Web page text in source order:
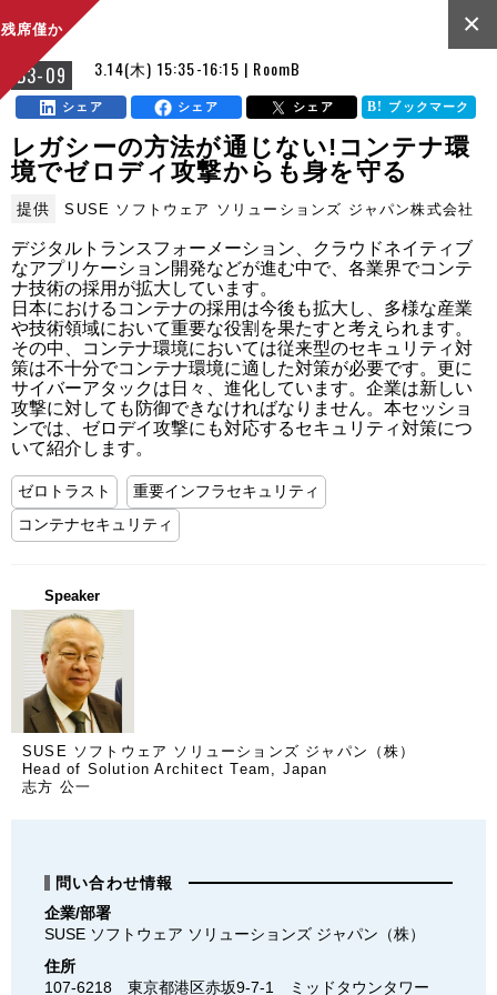
B3-09 3.14(木) 15:35-16:15 | RoomB
×
シェア シェア シェア ブックマーク
残席僅か
レガシーの方法が通じない!コンテナ環
境でゼロディ攻撃からも身を守る
提供 SUSE ソフトウェア ソリューションズ ジャパン株式会社
デジタルトランスフォーメーション、クラウドネイティブ
なアプリケーション開発などが進む中で、各業界でコンテ
ナ技術の採用が拡大しています。
日本におけるコンテナの採用は今後も拡大し、多様な産業
や技術領域において重要な役割を果たすと考えられます。
その中、コンテナ環境においては従来型のセキュリティ対
策は不十分でコンテナ環境に適した対策が必要です。更に
サイバーアタックは日々、進化しています。企業は新しい
攻撃に対しても防御できなければなりません。本セッショ
ンでは、ゼロデイ攻撃にも対応するセキュリティ対策につ
いて紹介します。
ゼロトラスト
重要インフラセキュリティ
コンテナセキュリティ
Speaker
SUSE ソフトウェア ソリューションズ ジャパン（株）
Head of Solution Architect Team, Japan
志方 公一
問い合わせ情報
企業/部署
SUSE ソフトウェア ソリューションズ ジャパン（株）
住所
107-6218　東京都港区赤坂9-7-1　ミッドタウンタワー